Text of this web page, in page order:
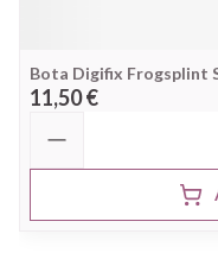
Bota Digifix Frogsplint
11,50 €